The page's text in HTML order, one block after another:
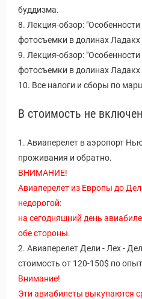
буддизма.
8. Лекция-обзор:
фотосъемки в долинах Ладакх
9. Лекция-обзор:
фотосъемки в долинах Ладакх
10. Все налоги и сборы по
В стоимость не
1. Авиаперелет в аэропорт
проживания и обратно.
ВНИМАНИЕ!
Авиаперелет из Европы до
недорогой:
на сегодняшний день
обе стороны.
2. Авиаперелет Дели - Лех -
стоимость от 120-150$ по
Внимание!
Эти авиабилеты выкупаются